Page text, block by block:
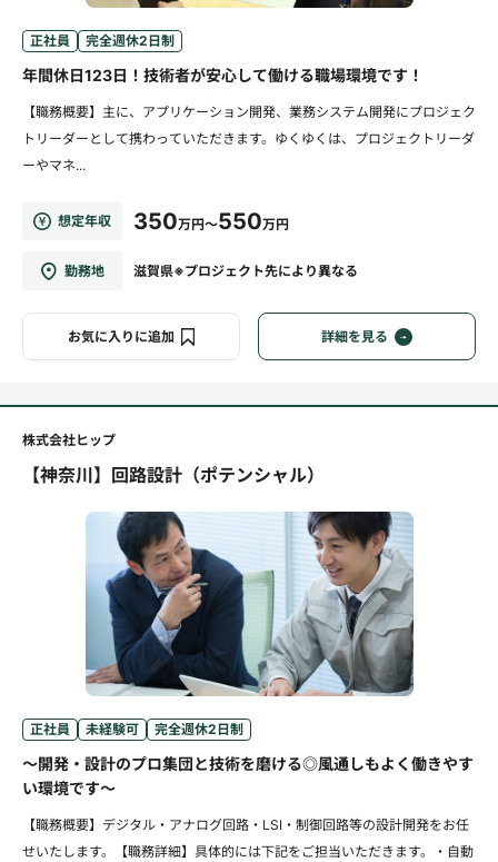
正社員 完全週休2日制
年間休日123日！技術者が安心して働ける職場環境です！
【職務概要】主に、アプリケーション開発、業務システム開発にプロジェク
トリーダーとして携わっていただきます。ゆくゆくは、プロジェクトリーダ
ーやマネ...
想定年収 350万円～550万円
勤務地 滋賀県※プロジェクト先により異なる
お気に入りに追加 詳細を見る
株式会社ヒップ
【神奈川】回路設計（ポテンシャル）
正社員 未経験可 完全週休2日制
～開発・設計のプロ集団と技術を磨ける◎風通しもよく働きやす
い環境です～
【職務概要】デジタル・アナログ回路・LSI・制御回路等の設計開発をお任
せいたします。【職務詳細】具体的には下記をご担当いただきます。・自動